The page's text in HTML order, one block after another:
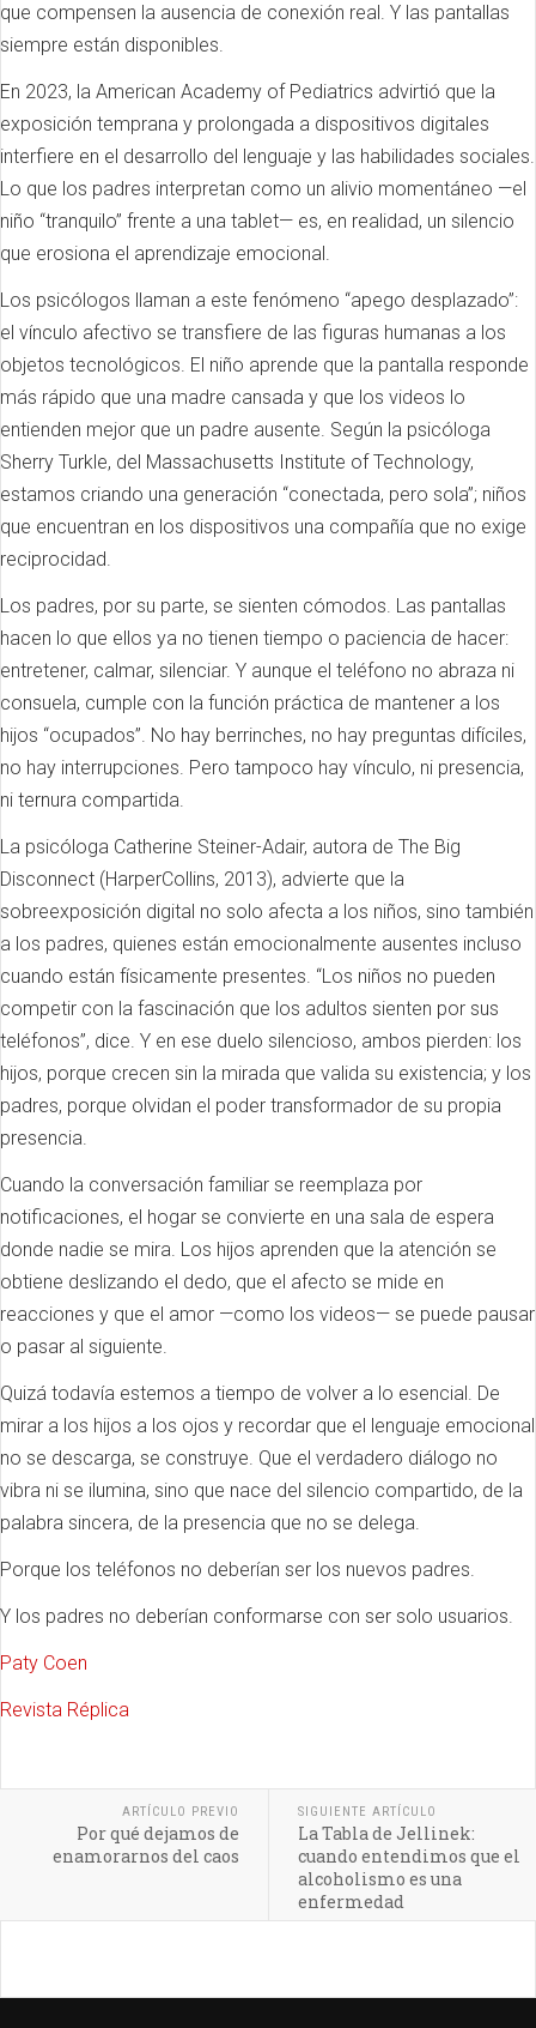
que compensen la ausencia de conexión real. Y las pantallas
siempre están disponibles.
En 2023, la American Academy of Pediatrics advirtió que la
exposición temprana y prolongada a dispositivos digitales
interfiere en el desarrollo del lenguaje y las habilidades sociales.
Lo que los padres interpretan como un alivio momentáneo —el
niño “tranquilo” frente a una tablet— es, en realidad, un silencio
que erosiona el aprendizaje emocional.
Los psicólogos llaman a este fenómeno “apego desplazado”:
el vínculo afectivo se transfiere de las figuras humanas a los
objetos tecnológicos. El niño aprende que la pantalla responde
más rápido que una madre cansada y que los videos lo
entienden mejor que un padre ausente. Según la psicóloga
Sherry Turkle, del Massachusetts Institute of Technology,
estamos criando una generación “conectada, pero sola”; niños
que encuentran en los dispositivos una compañía que no exige
reciprocidad.
Los padres, por su parte, se sienten cómodos. Las pantallas
hacen lo que ellos ya no tienen tiempo o paciencia de hacer:
entretener, calmar, silenciar. Y aunque el teléfono no abraza ni
consuela, cumple con la función práctica de mantener a los
hijos “ocupados”. No hay berrinches, no hay preguntas difíciles,
no hay interrupciones. Pero tampoco hay vínculo, ni presencia,
ni ternura compartida.
La psicóloga Catherine Steiner-Adair, autora de The Big
Disconnect (HarperCollins, 2013), advierte que la
sobreexposición digital no solo afecta a los niños, sino también
a los padres, quienes están emocionalmente ausentes incluso
cuando están físicamente presentes. “Los niños no pueden
competir con la fascinación que los adultos sienten por sus
teléfonos”, dice. Y en ese duelo silencioso, ambos pierden: los
hijos, porque crecen sin la mirada que valida su existencia; y los
padres, porque olvidan el poder transformador de su propia
presencia.
Cuando la conversación familiar se reemplaza por
notificaciones, el hogar se convierte en una sala de espera
donde nadie se mira. Los hijos aprenden que la atención se
obtiene deslizando el dedo, que el afecto se mide en
reacciones y que el amor —como los videos— se puede pausar
o pasar al siguiente.
Quizá todavía estemos a tiempo de volver a lo esencial. De
mirar a los hijos a los ojos y recordar que el lenguaje emocional
no se descarga, se construye. Que el verdadero diálogo no
vibra ni se ilumina, sino que nace del silencio compartido, de la
palabra sincera, de la presencia que no se delega.
Porque los teléfonos no deberían ser los nuevos padres.
Y los padres no deberían conformarse con ser solo usuarios.
Paty Coen
Revista Réplica
ARTÍCULO PREVIO
Por qué dejamos de
enamorarnos del caos
SIGUIENTE ARTÍCULO
La Tabla de Jellinek:
cuando entendimos que el
alcoholismo es una
enfermedad